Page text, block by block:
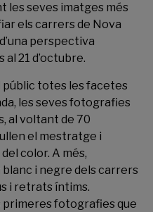
les seves imatges més
els carrers de Nova
perspectiva
21 d’octubre.
totes les facetes
les seves fotografies
al voltant de 70
el mestratge i
color. A més,
i negre dels carrers
i retrats íntims.
primeres fotografies que